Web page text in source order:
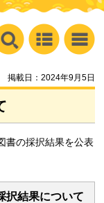
掲載日：2024年9月5日
書の採択結果を公表
択結果について